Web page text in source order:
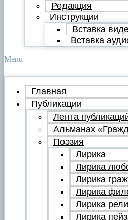
Редакция
Инструкции
Вставка
Вставка
Menu
Главная
Публикации
Лента
Альманах
Поэзия
Лирика
Лирика
Лирика
Лирика
Лирика
Лирика